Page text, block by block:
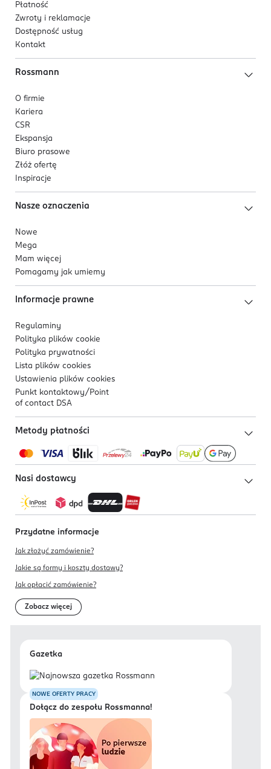
Płatność
Zwroty i reklamacje
Dostępność usług
Kontakt
Rossmann
O firmie
Kariera
CSR
Ekspansja
Biuro prasowe
Złóż ofertę
Inspiracje
Nasze oznaczenia
Nowe
Mega
Mam więcej
Pomagamy jak umiemy
Informacje prawne
Regulaminy
Polityka plików cookie
Polityka prywatności
Lista plików cookies
Ustawienia plików cookies
Punkt kontaktowy/ Point
of contact DSA
Metody płatności
Nasi dostawcy
Przydatne informacje
Jak złożyć zamówienie?
Jakie są formy i koszty dostawy?
Jak opłacić zamówienie?
Zobacz więcej
Gazetka
NOWE OFERTY PRACY
Dołącz do zespołu Rossmanna!